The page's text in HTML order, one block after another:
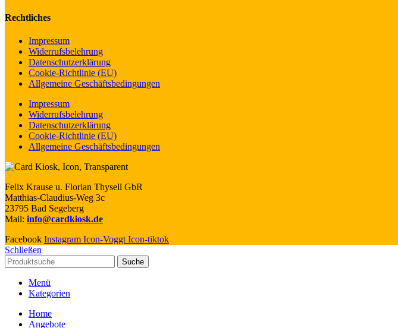
Rechtliches
Impressum
Widerrufsbelehrung
Datenschutzerklärung
Cookie-Richtlinie (EU)
Allgemeine Geschäftsbedingungen
Impressum
Widerrufsbelehrung
Datenschutzerklärung
Cookie-Richtlinie (EU)
Allgemeine Geschäftsbedingungen
Felix Krause u. Florian Thysell GbR
Matthias-Claudius-Weg 3c
23795 Bad Segeberg
Mail: info@cardkiosk.de
Facebook Instagram Icon-Voggt Icon-tiktok
Schließen
Suche
Menü
Kategorien
Home
Angebote